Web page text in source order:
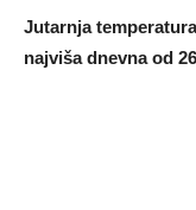
Jutarnja
najviša dnevna od